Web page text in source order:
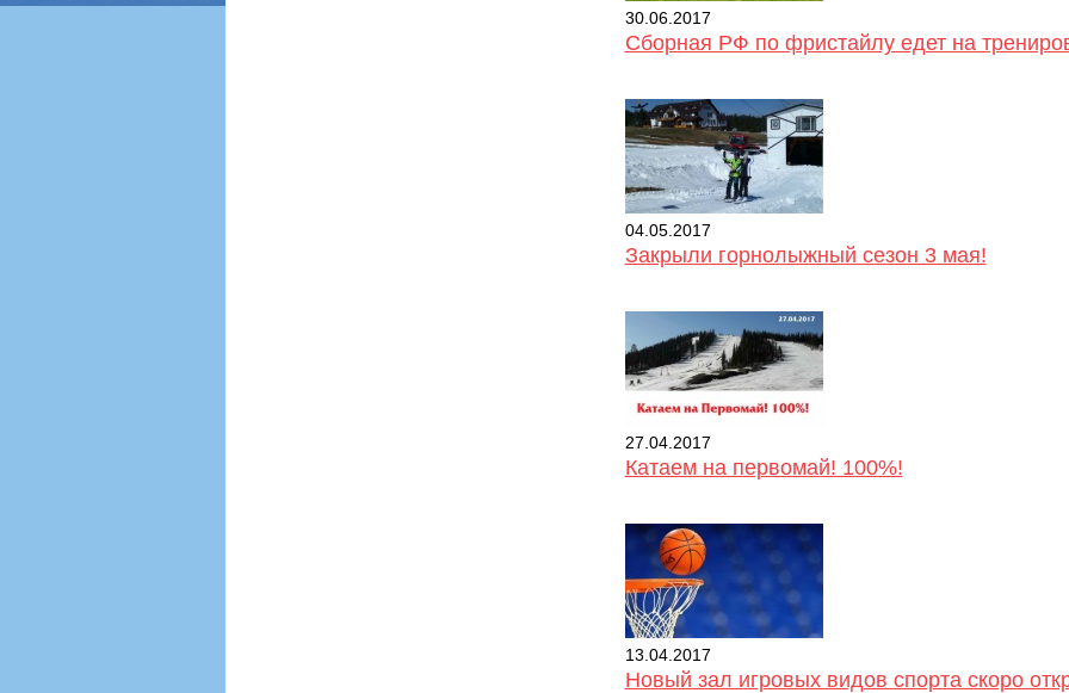
30.06.2017
Сборная РФ по фристайлу едет на
04.05.2017
Закрыли горнолыжный сезон 3 мая!
27.04.2017
Катаем на первомай! 100%!
13.04.2017
Новый зал игровых видов спорта скоро